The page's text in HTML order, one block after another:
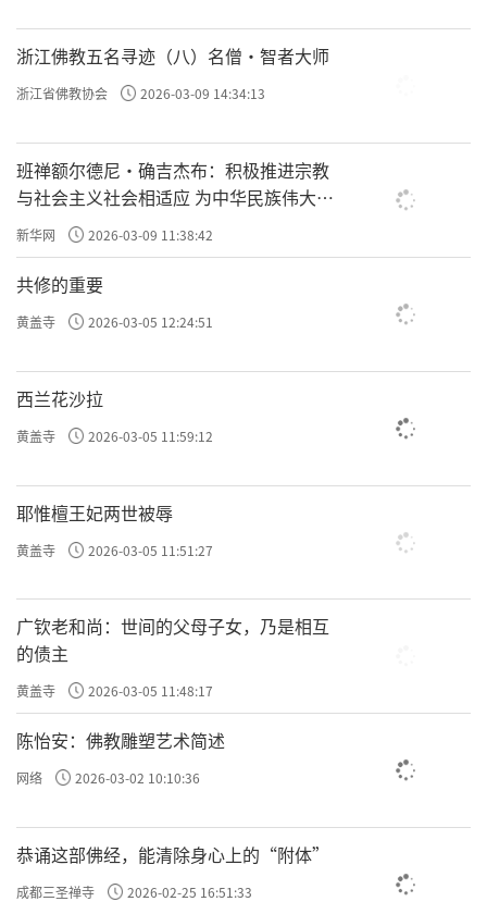
浙江佛教五名寻迹（八）名僧·智者大师
浙江省佛教协会 2026-03-09 14:34:13
班禅额尔德尼·确吉杰布：积极推进宗教
与社会主义社会相适应 为中华民族伟大复
兴贡献力量
新华网 2026-03-09 11:38:42
共修的重要
黄盖寺 2026-03-05 12:24:51
西兰花沙拉
黄盖寺 2026-03-05 11:59:12
耶惟檀王妃两世被辱
黄盖寺 2026-03-05 11:51:27
广钦老和尚：世间的父母子女，乃是相互
的债主
黄盖寺 2026-03-05 11:48:17
陈怡安：佛教雕塑艺术简述
网络 2026-03-02 10:10:36
恭诵这部佛经，能清除身心上的“附体”
成都三圣禅寺 2026-02-25 16:51:33